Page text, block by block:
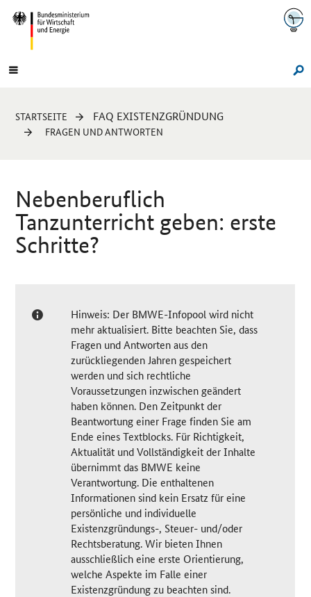
Navigation
Hauptmenü
Sie
sind
STARTSEITE FAQ EXISTENZGRÜNDUNG
FRAGEN UND ANTWORTEN
Nebenberuflich
Tanzunterricht geben: erste
Schritte?
Hinweis: Der BMWE-Infopool wird nicht
mehr aktualisiert. Bitte beachten Sie, dass
Fragen und Antworten aus den
zurückliegenden Jahren gespeichert
werden und sich rechtliche
Voraussetzungen inzwischen geändert
haben können. Den Zeitpunkt der
Beantwortung einer Frage finden Sie am
Ende eines Textblocks. Für Richtigkeit,
Aktualität und Vollständigkeit der Inhalte
übernimmt das BMWE keine
Verantwortung. Die enthaltenen
Informationen sind kein Ersatz für eine
persönliche und individuelle
Existenzgründungs-, Steuer- und/oder
Rechtsberatung. Wir bieten Ihnen
ausschließlich eine erste Orientierung,
welche Aspekte im Falle einer
Existenzgründung zu beachten sind.